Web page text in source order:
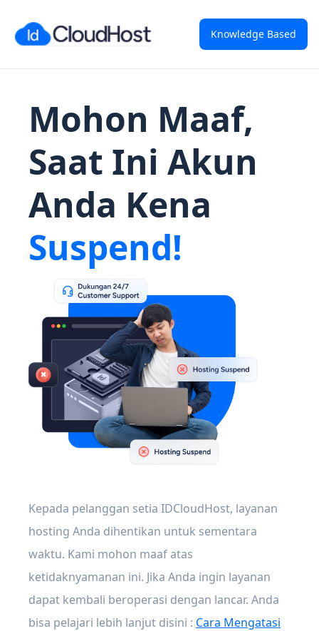
Knowledge Based
Mohon Maaf,
Saat Ini Akun
Anda Kena
Suspend!
Kepada pelanggan setia IDCloudHost, layanan
hosting Anda dihentikan untuk sementara
waktu. Kami mohon maaf atas
ketidaknyamanan ini. Jika Anda ingin layanan
dapat kembali beroperasi dengan lancar. Anda
bisa pelajari lebih lanjut disini : Cara Mengatasi